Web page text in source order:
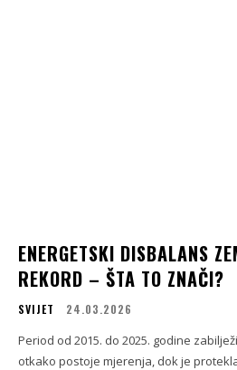
ENERGETSKI DISBALANS
REKORD – ŠTA TO ZNAČI?
SVIJET 24.03.2026
Period od 2015. do 2025. godine
otkako postoje mjerenja, dok je